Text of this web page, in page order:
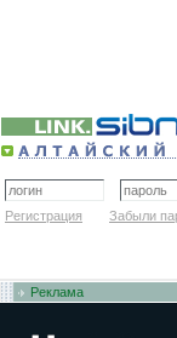
Регистрация Забыли
Реклама